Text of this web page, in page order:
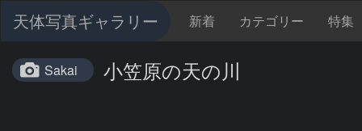
天体写真ギャラリー 新着 カテゴリー 特集
Sakai 小笠原の天の川